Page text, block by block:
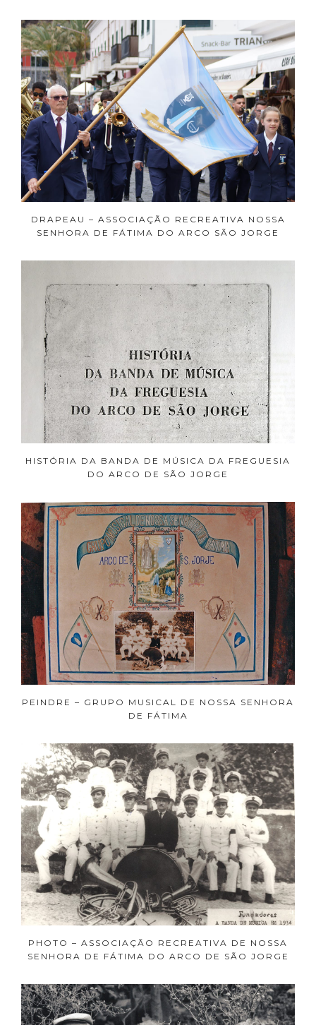
DRAPEAU – ASSOCIAÇÃO RECREATIVA NOSSA
SENHORA DE FÁTIMA DO ARCO SÃO JORGE
HISTÓRIA DA BANDA DE MÚSICA DA FREGUESIA
DO ARCO DE SÃO JORGE
PEINDRE – GRUPO MUSICAL DE NOSSA SENHORA
DE FÁTIMA
PHOTO – ASSOCIAÇÃO RECREATIVA DE NOSSA
SENHORA DE FÁTIMA DO ARCO DE SÃO JORGE